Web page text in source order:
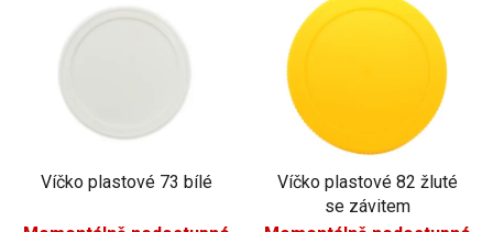
Víčko plastové 73 bílé
Víčko plastové 82 žluté
se závitem